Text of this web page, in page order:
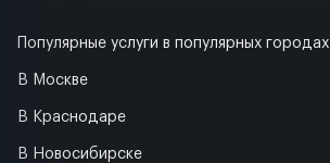
Популярные услуги в популярных городах
В Москве
В Краснодаре
В Новосибирске